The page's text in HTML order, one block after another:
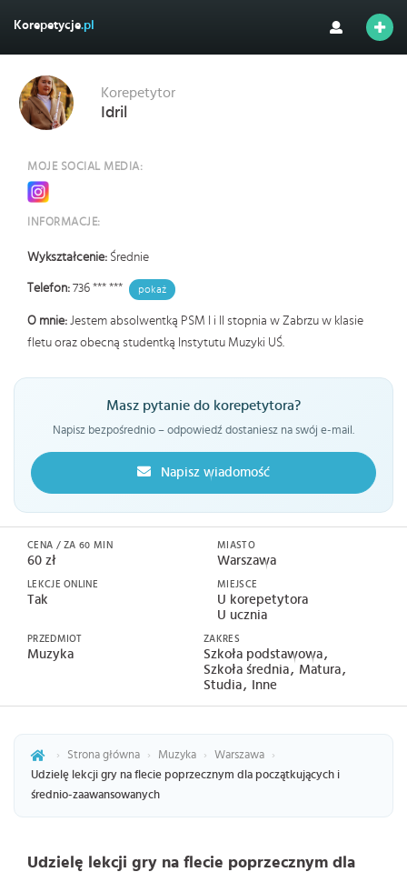
Korepetycje.pl
Korepetytor
Idril
MOJE SOCIAL MEDIA:
INFORMACJE:
Wykształcenie: Średnie
Telefon: 736 *** *** pokaż
O mnie: Jestem absolwentką PSM I i II stopnia w Zabrzu w klasie
fletu oraz obecną studentką Instytutu Muzyki UŚ.
Masz pytanie do korepetytora?
Napisz bezpośrednio – odpowiedź dostaniesz na swój e-mail.
Napisz wiadomość
CENA / ZA 60 MIN
60 zł
LEKCJE ONLINE
Tak
MIASTO
Warszawa
MIEJSCE
U korepetytora
U ucznia
PRZEDMIOT
Muzyka
ZAKRES
Szkoła podstawowa
Szkoła średnia Matura
Studia
Inne
› Strona główna › Muzyka › Warszawa
›
Udzielę lekcji gry na flecie poprzecznym dla początkujących i
średnio-zaawansowanych
Udzielę lekcji gry na flecie poprzecznym dla